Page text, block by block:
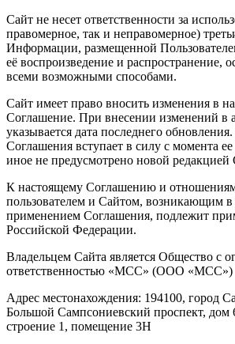
Сайт не несет ответственности за
правомерное, так и неправомерное)
Информации, размещенной
её воспроизведение и распространение,
всеми возможными способами.
Сайт имеет право вносить изменения в
Соглашение. При внесении изменений в
указывается дата последнего
Соглашения вступает в силу с момента
иное не предусмотрено новой редакцией
К настоящему Соглашению и
пользователем и Сайтом, возникающим в
применением Соглашения, подлежит
Российской Федерации.
Владельцем Сайта является Общество с
ответственностью «МСС» (ООО «МСС»)
Адрес местонахождения: 194100, город
Большой Сампсониевский проспект, дом
строение 1, помещение 3Н